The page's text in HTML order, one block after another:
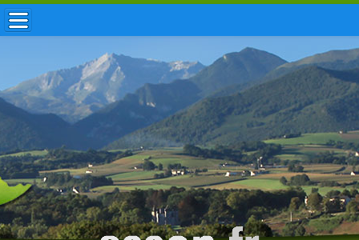
ACCUEIL / INFOS
MUNICIPALITÉ
VIE LOCALE
ENFANCE
TOURISME
HISTOIRE